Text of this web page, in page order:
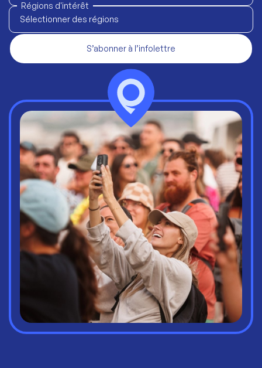
Régions d'intérêt
Sélectionner des régions
S’abonner à l’infolettre